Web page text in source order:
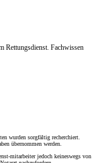
Rettungsdienst. Fachwissen
wurden sorgfältig recherchiert.
übernommen werden.
mitarbeiter jedoch keineswegs von